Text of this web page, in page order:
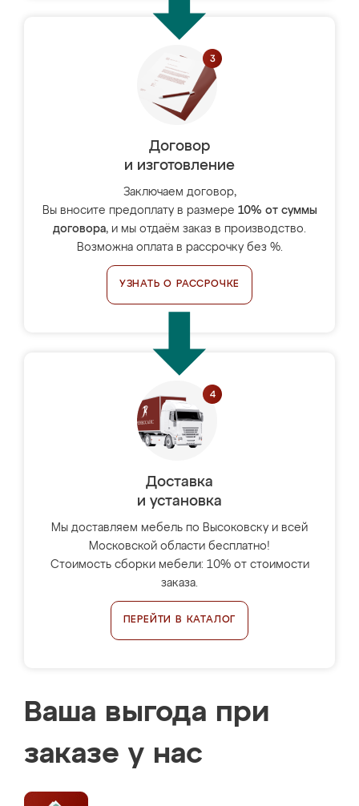
Договор
и изготовление
Заключаем договор,
Вы вносите предоплату в размере 10% от суммы
договора, и мы отдаём заказ в производство.
Возможна оплата в рассрочку без %.
УЗНАТЬ О РАССРОЧКЕ
Доставка
и установка
Мы доставляем мебель по Высоковску и всей
Московской области бесплатно!
Стоимость сборки мебели: 10% от стоимости
заказа.
ПЕРЕЙТИ В КАТАЛОГ
Ваша выгода при
заказе у нас